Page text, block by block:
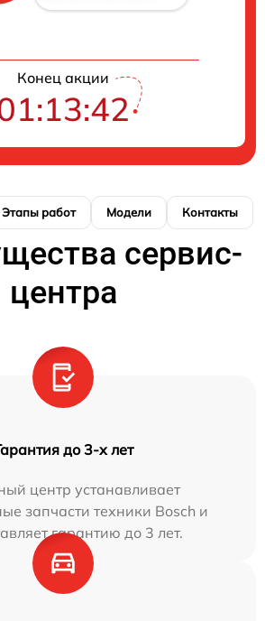
Конец акции
Этапы работ Модели Контакты
сервис-
центра
до 3-х лет
центр устанавливает
запчасти техники Bosch и
гарантию до 3 лет.